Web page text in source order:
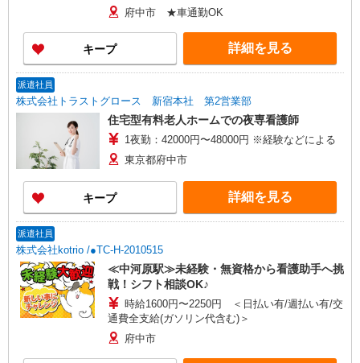
30,000円 ・役職手当：10,000〜70,000円 ・処遇改
善手当：20,000〜60,000円（勤続年数、保有資格
により変動） ・固定残業手当：20,000円（10時
間） ※固定残業時間を超過する場合には超過勤務
手当として別途支給 ・夜勤手当：10,000円/1回
歓迎 ・認知症介護基礎研修 ・初任者研修 ・実務
者研修 ・介護福祉士 など
府中市 ★車通勤OK
キープ 詳細を見る
派遣社員
株式会社トラストグロース 新宿本社 第2営業部
住宅型有料老人ホームでの夜専看護師
1夜勤：42000円〜48000円 ※経験などによる
東京都府中市
キープ 詳細を見る
派遣社員
株式会社kotrio /●TC-H-2010515
≪中河原駅≫未経験・無資格から看護助手へ挑
戦！シフト相談OK♪
時給1600円〜2250円 ＜日払い有/週払い有/交
通費全支給(ガソリン代含む)＞
府中市